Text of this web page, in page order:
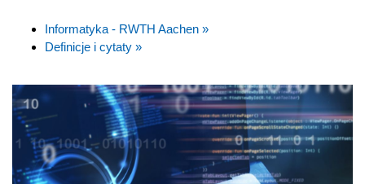
Informatyka - RWTH Aachen »
Definicje i cytaty »